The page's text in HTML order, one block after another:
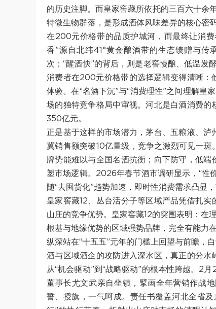
的历史注脚。而皇家窖藏所依托的三百六十
特微生物群落，是形成酒体风味差异的核心密
在200元价格带的品质护城河，而最终让消费
香”源自北纬41°黄金酿酒带的生态馈赠与
次；“醒酒快”的背后，则是老窖慢酿、低温发
消费者在200元价格带的选择逻辑变得清晰：
体验。在“名酒下沉”与“消费理性”之间理解皇
场的独特竞争格局中审视。河北是白酒消费
350亿元。
正是基于这样的市场潜力，茅台、五粮液、
冀销售额突破10亿量级，竞争之激烈可见一
牌势能难以与全国名酒抗衡；向下防守，低
塑市场逻辑。2026年春节酒市调研显示，“性
随“去囤货化”趋势加速，即时性消费需求凸显
皇家窖藏12、丛台活分子等区域产品凭借扎
山庄的竞争优势。皇家窖藏12的突围表明：在
根基与地缘优势的区域强势品牌，完全有能力
纵深站在“十五五”元年的门槛上回望与前瞻，
酒与区域酒企的攻防进入深水区，真正的分
从“机会驱动”到“战略驱动”的根本性跨越。2
董事长尤文武亲自坐镇，擘画全年营销作战
誓、授旗，一气呵成。责任书覆盖河北全省